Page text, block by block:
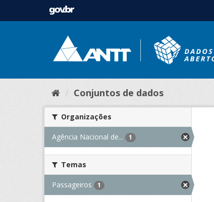
Conjuntos de dados
Organizações
Agência Nacional de... 1
Temas
Passageiros 1